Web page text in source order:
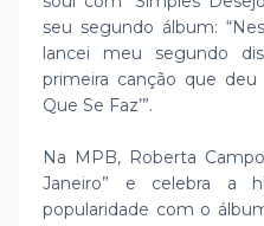
seu segundo álbum:
lancei meu segundo
primeira canção que deu
Que Se Faz’”.
Na MPB, Roberta
Janeiro” e celebra a
popularidade com o